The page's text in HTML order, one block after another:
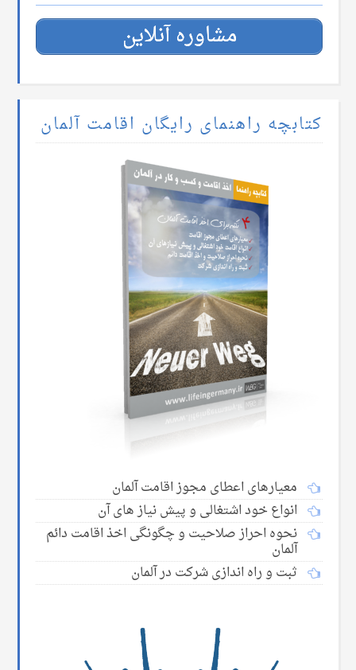
مشاوره آنلاین
کتابچه راهنمای رایگان اقامت آلمان
معیارهای اعطای مجوز اقامت آلمان
انواع خود اشتغالی و پیش نیاز های آن
نحوه احراز صلاحیت و چگونگی اخذ اقامت دائم
آلمان
ثبت و راه اندازی شرکت در آلمان